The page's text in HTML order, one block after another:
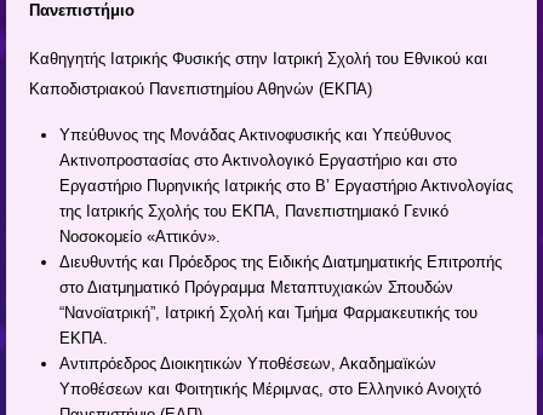
Πανεπιστήμιο
Καθηγητής Ιατρικής Φυσικής στην Ιατρική Σχολή του Εθνικού και
Καποδιστριακού Πανεπιστημίου Αθηνών (ΕΚΠΑ)
Yπεύθυνος της Μονάδας Ακτινοφυσικής και Υπεύθυνος
Ακτινοπροστασίας στο Ακτινολογικό Εργαστήριο και στο
Εργαστήριο Πυρηνικής Ιατρικής στο Β’ Εργαστήριο Ακτινολογίας
της Ιατρικής Σχολής του ΕΚΠΑ, Πανεπιστημιακό Γενικό
Νοσοκομείο «Αττικόν».
Διευθυντής και Πρόεδρος της Ειδικής Διατμηματικής Επιτροπής
στο Διατμηματικό Πρόγραμμα Μεταπτυχιακών Σπουδών
“Νανοϊατρική”, Ιατρική Σχολή και Τμήμα Φαρμακευτικής του
ΕΚΠΑ.
Αντιπρόεδρος Διοικητικών Υποθέσεων, Ακαδημαϊκών
Υποθέσεων και Φοιτητικής Μέριμνας, στο Ελληνικό Ανοιχτό